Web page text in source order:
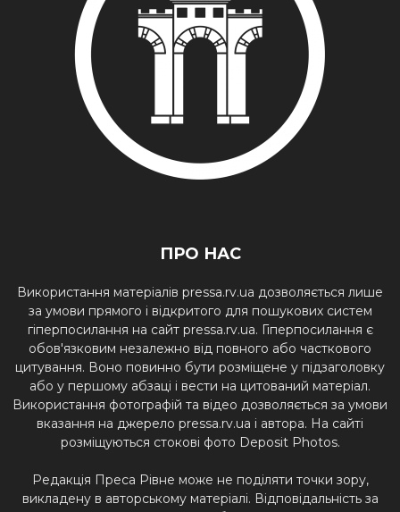
ПРО НАС
Використання матеріалів pressa.rv.ua дозволяється лише
за умови прямого і відкритого для пошукових систем
гіперпосилання на сайт pressa.rv.ua. Гіперпосилання є
обов'язковим незалежно від повного або часткового
цитування. Воно повинно бути розміщене у підзаголовку
або у першому абзаці і вести на цитований матеріал.
Використання фотографій та відео дозволяється за умови
вказання на джерело pressa.rv.ua і автора. На сайті
розміщуються стокові фото Deposit Photos.
Редакція Преса Рівне може не поділяти точки зору,
викладену в авторському матеріалі. Відповідальність за